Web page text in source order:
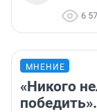
6
МНЕНИЕ
«Никого